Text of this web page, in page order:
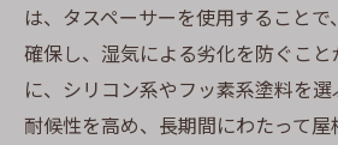
は、タスペーサーを使用すること
確保し、湿気による劣化を防ぐこと
に、シリコン系やフッ素系塗料を
耐候性を高め、長期間にわたって